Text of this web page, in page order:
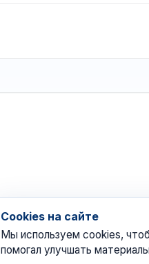
Cookies на сайте
Мы используем cookies,
помогал улучшать